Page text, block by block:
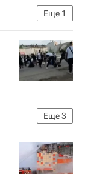
Еще 1
Еще3